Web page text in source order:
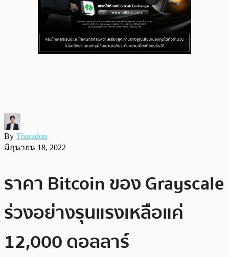
By Tharadon
มิถุนายน 18, 2022
ราคา Bitcoin ของ Grayscale
ร่วงอย่างรุนแรงเหลือแค่
12,000 ดอลลาร์